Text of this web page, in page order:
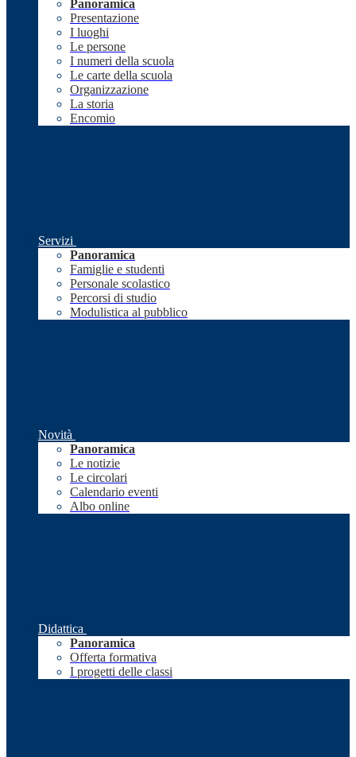
Panoramica
Presentazione
I luoghi
Le persone
I numeri della scuola
Le carte della scuola
Organizzazione
La storia
Encomio
Servizi
Panoramica
Famiglie e studenti
Personale scolastico
Percorsi di studio
Modulistica al pubblico
Novità
Panoramica
Le notizie
Le circolari
Calendario eventi
Albo online
Didattica
Panoramica
Offerta formativa
I progetti delle classi